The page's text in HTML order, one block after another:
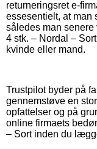
returneringsret e-
essesentielt, at man
således man
4 stk. – Nordal –
kvinde eller mand.
Trustpilot byder på
gennemstøve en
opfattelser og på
online firmaets
– Sort inden du